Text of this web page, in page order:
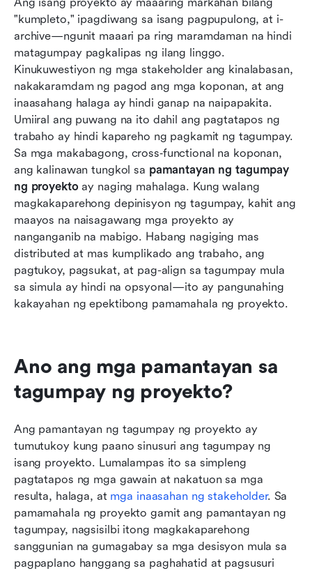
Ang isang proyekto ay maaaring markahan bilang
"kumpleto," ipagdiwang sa isang pagpupulong, at i-
archive—ngunit maaari pa ring maramdaman na hindi
matagumpay pagkalipas ng ilang linggo.
Kinukuwestiyon ng mga stakeholder ang kinalabasan,
nakakaramdam ng pagod ang mga koponan, at ang
inaasahang halaga ay hindi ganap na naipapakita.
Umiiral ang puwang na ito dahil ang pagtatapos ng
trabaho ay hindi kapareho ng pagkamit ng tagumpay.
Sa mga makabagong, cross‑functional na koponan,
ang kalinawan tungkol sa pamantayan ng tagumpay
ng proyekto ay naging mahalaga. Kung walang
magkakaparehong depinisyon ng tagumpay, kahit ang
maayos na naisagawang mga proyekto ay
nanganganib na mabigo. Habang nagiging mas
distributed at mas kumplikado ang trabaho, ang
pagtukoy, pagsukat, at pag-align sa tagumpay mula
sa simula ay hindi na opsyonal—ito ay pangunahing
kakayahan ng epektibong pamamahala ng proyekto.
Ano ang mga pamantayan sa
tagumpay ng proyekto?
Ang pamantayan ng tagumpay ng proyekto ay
tumutukoy kung paano sinusuri ang tagumpay ng
isang proyekto. Lumalampas ito sa simpleng
pagtatapos ng mga gawain at nakatuon sa mga
resulta, halaga, at mga inaasahan ng stakeholder. Sa
pamamahala ng proyekto gamit ang pamantayan ng
tagumpay, nagsisilbi itong magkakaparehong
sanggunian na gumagabay sa mga desisyon mula sa
pagpaplano hanggang sa paghahatid at pagsusuri
proyekto batay sa iron triangle
Pinalawak na pamantayan ng tagumpay ng
proyekto lampas sa iron triangle
Mga halimbawa ng pamantayan ng tagumpay
ng proyekto ayon sa uri ng proyekto
Handa‑gamitin na mga template ng pamantayan
sa tagumpay ng proyekto
Paano tinutulungan ng Lark ang mga koponan
na tukuyin at isakatuparan ang mga
pamantayan ng tagumpay ng proyekto
Karaniwang mga hamon sa pagtukoy at
paggamit ng pamantayan ng tagumpay ng
proyekto
Paano suriin ang tagumpay ng proyekto
pagkatapos ng paghahatid
Kaugnay na pagbabasa